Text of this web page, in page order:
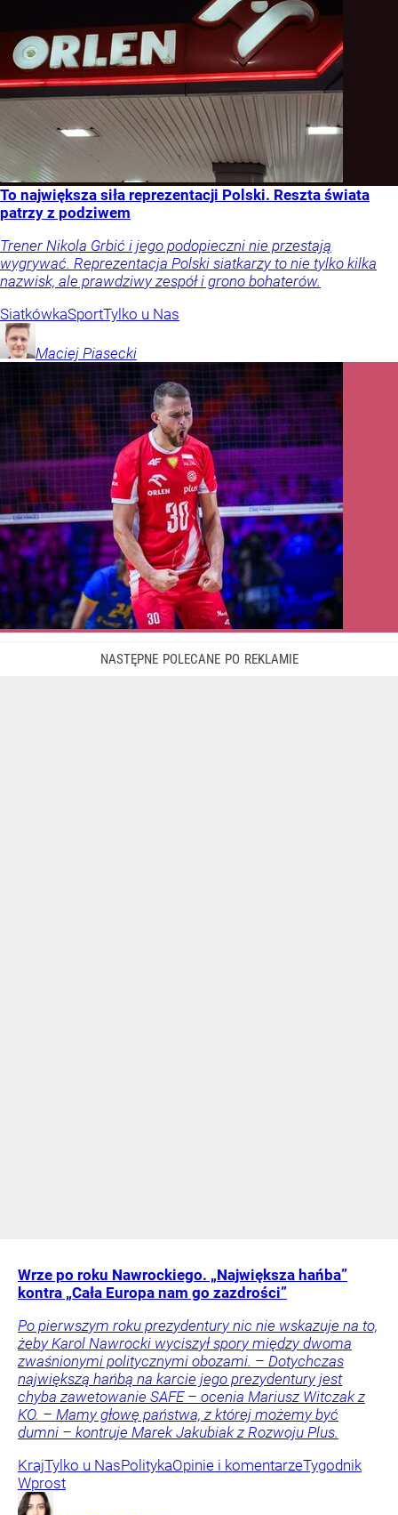
To największa siła reprezentacji Polski. Reszta świata
patrzy z podziwem
Trener Nikola Grbić i jego podopieczni nie przestają
wygrywać. Reprezentacja Polski siatkarzy to nie tylko kilka
nazwisk, ale prawdziwy zespół i grono bohaterów.
SiatkówkaSportTylko u Nas
Maciej Piasecki
Wrze po roku Nawrockiego. „Największa hańba”
kontra „Cała Europa nam go zazdrości”
Po pierwszym roku prezydentury nic nie wskazuje na to,
żeby Karol Nawrocki wyciszył spory między dwoma
zwaśnionymi politycznymi obozami. – Dotychczas
największą hańbą na karcie jego prezydentury jest
chyba zawetowanie SAFE – ocenia Mariusz Witczak z
KO. – Mamy głowę państwa, z której możemy być
dumni – kontruje Marek Jakubiak z Rozwoju Plus.
KrajTylko u NasPolitykaOpinie i komentarzeTygodnik
Wprost